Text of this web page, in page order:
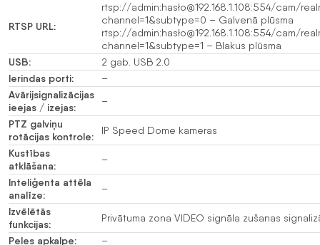
RTSP URL:
rtsp://admin:hasło@192.168.1.108:554/cam/
channel=1&subtype=0 – Galvenā plūsma
rtsp://admin:hasło@192.168.1.108:554/cam/
channel=1&subtype=1 – Blakus plūsma
USB: 2 gab. USB 2.0
Ierindas porti: –
Avārijsignalizācijas
ieejas / izejas:
–
PTZ galviņu
rotācijas kontrole:
IP Speed Dome kameras
Kustības
atklāšana:
–
Inteliģenta attēla
analīze:
–
Izvēlētās
funkcijas:
Privātuma zona VIDEO signāla zušanas
Peles apkalpe: –